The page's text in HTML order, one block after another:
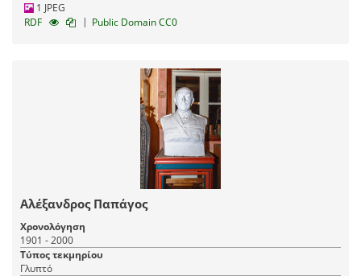
1 JPEG
RDF
| Public Domain CC0
Αλέξανδρος Παπάγος
Χρονολόγηση
1901 - 2000
Τύπος τεκμηρίου
Γλυπτό